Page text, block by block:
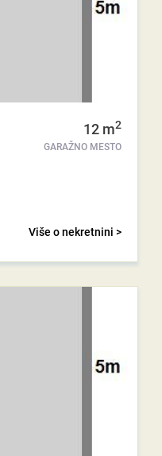
12 m2
GARAŽNO MESTO
Više o nekretnini >